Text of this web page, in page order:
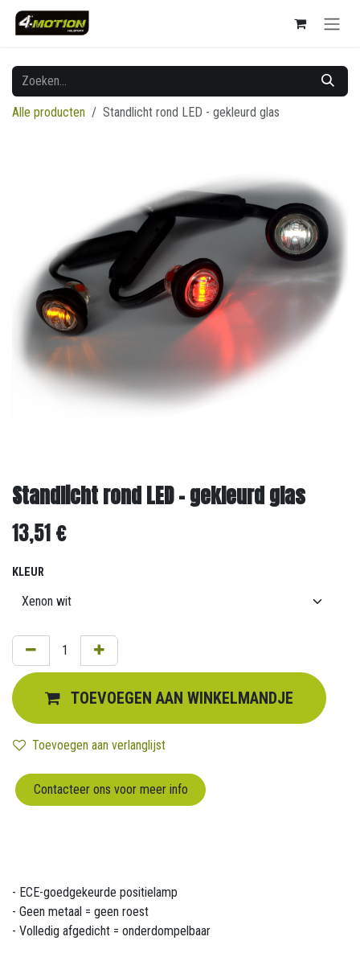
Overslaan naar inhoud
Alle producten Standlicht rond LED - gekleurd glas
Standlicht rond LED - gekleurd glas
13,51€
KLEUR
TOEVOEGEN AAN WINKELMANDJE
Toevoegen aan verlanglijst
Contacteer ons voor meer info
- ECE-goedgekeurde positielamp
- Geen metaal = geen roest
- Volledig afgedicht = onderdompelbaar